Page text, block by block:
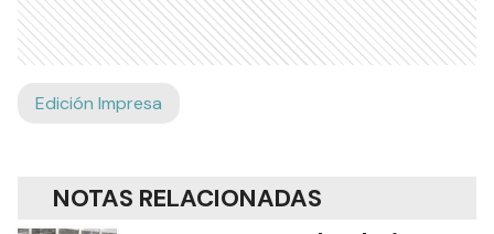
Edición Impresa
NOTAS RELACIONADAS